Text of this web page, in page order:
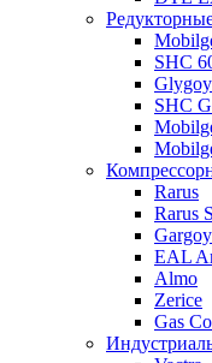
SHC
SHC
Rarus
Rarus
EAL
Almo
Zerice
Gas